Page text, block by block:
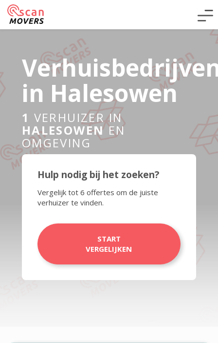
in Halesowen
1 VERHUIZER IN
HALESOWENEN
OMGEVING
Hulp nodig bij het zoeken?
Vergelijk tot 6 offertes om de juiste
verhuizer te vinden.
START
VERGELIJKEN